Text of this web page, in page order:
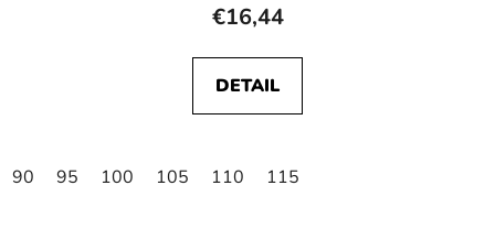
€16,44
DETAIL
90 95 100 105 110 115